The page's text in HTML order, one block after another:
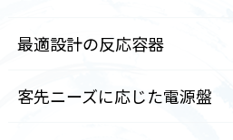
最適設計の反応容器
客先ニーズに応じた電源盤